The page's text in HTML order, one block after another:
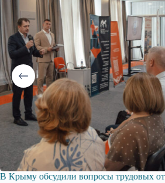
В Крыму обсудили вопросы трудовых